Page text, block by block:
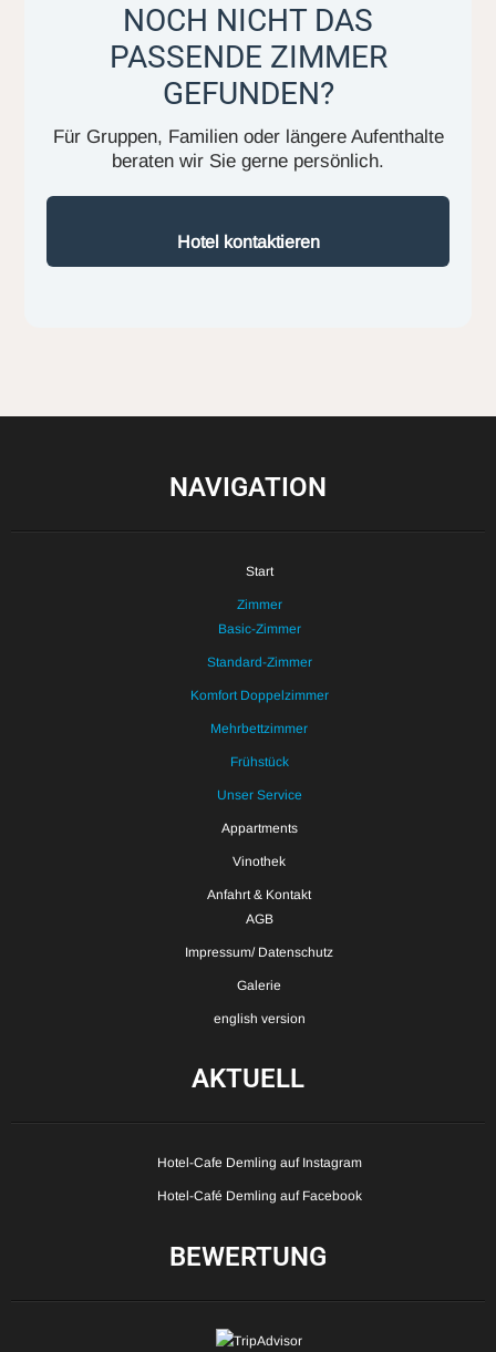
NOCH NICHT DAS
PASSENDE ZIMMER
GEFUNDEN?
Für Gruppen, Familien oder längere Aufenthalte
beraten wir Sie gerne persönlich.
Hotel kontaktieren
NAVIGATION
Start
Zimmer
Basic-Zimmer
Standard-Zimmer
Komfort Doppelzimmer
Mehrbettzimmer
Frühstück
Unser Service
Appartments
Vinothek
Anfahrt & Kontakt
AGB
Impressum/ Datenschutz
Galerie
english version
AKTUELL
Hotel-Cafe Demling auf Instagram
Hotel-Café Demling auf Facebook
BEWERTUNG